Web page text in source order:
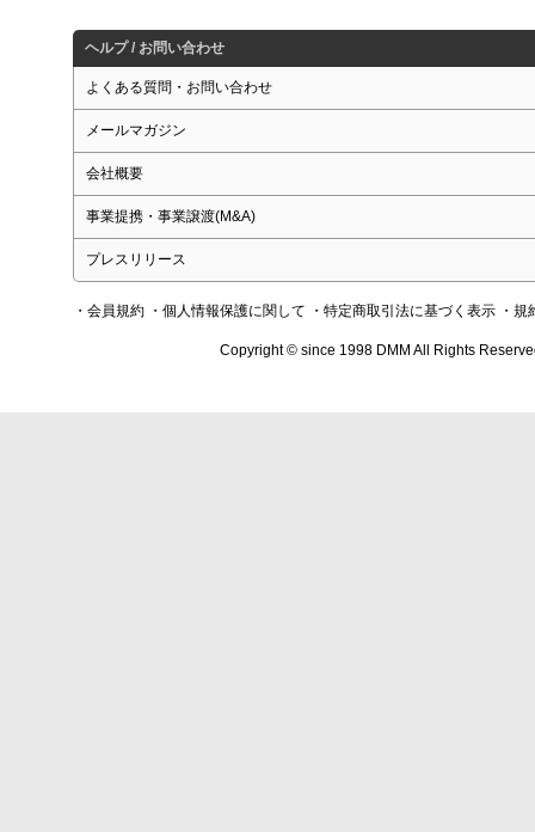
ヘルプ / お問い合わせ
よくある質問・お問い合わせ
メールマガジン
会社概要
事業提携・事業譲渡(M&A)
プレスリリース
・会員規約 ・個人情報保護に関して ・特定商取引法に基づく表示 ・規
Copyright © since 1998 DMM All Rights